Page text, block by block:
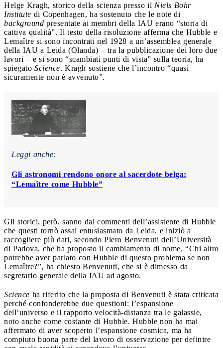
Helge Kragh, storico della scienza presso il Niels Bohr
Institute di Copenhagen, ha sostenuto che le note di
background presentate ai membri della IAU erano “storia di
cattiva qualità”. Il testo della risoluzione afferma che Hubble e
Lemaître si sono incontrati nel 1928 a un’assemblea generale
della IAU a Leida (Olanda) – tra la pubblicazione dei loro due
lavori – e si sono “scambiati punti di vista” sulla teoria, ha
spiegato Science. Kragh sostiene che l’incontro “quasi
sicuramente non è avvenuto”.
Leggi anche:
Gli astronomi rendono onore al sacerdote belga:
“Lemaître come Hubble”
Gli storici, però, sanno dai commenti dell’assistente di Hubble
che questi tornò assai entusiasmato da Leida, e iniziò a
raccogliere più dati, secondo Piero Benvenuti dell’Università
di Padova, che ha proposto il cambiamento di nome. “Chi altro
potrebbe aver parlato con Hubble di questo problema se non
Lemaître?”, ha chiesto Benvenuti, che si è dimesso da
segretario generale della IAU ad agosto.
Science ha riferito che la proposta di Benvenuti è stata criticata
perché confonderebbe due questioni: l’espansione
dell’universo e il rapporto velocità-distanza tra le galassie,
noto anche come costante di Hubble. Hubble non ha mai
affermato di aver scoperto l’espansione cosmica, ma ha
compiuto buona parte del lavoro di osservazione per definire